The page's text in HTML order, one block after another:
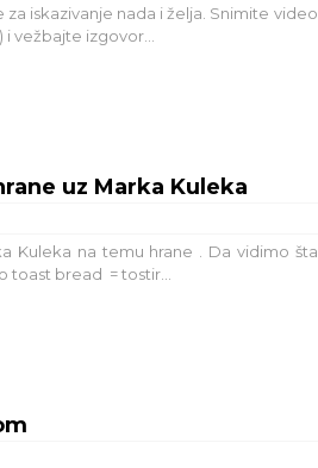
iskazivanje nada i želja. Snimite video
i vežbajte izgovor...
uz Marka Kuleka
Kuleka na temu hrane . Da vidimo šta
toast bread = tostir...